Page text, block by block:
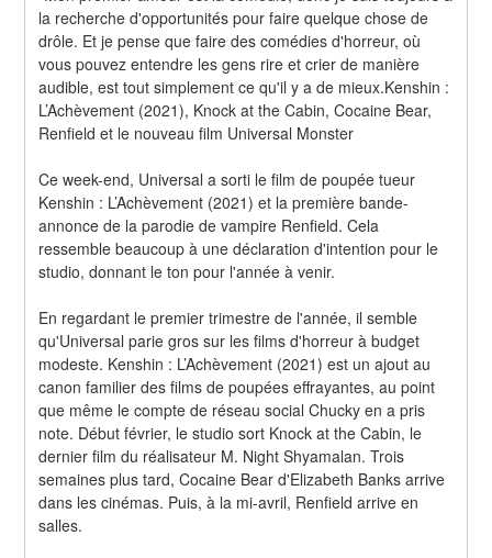
la recherche d'opportunités pour faire quelque chose de
drôle. Et je pense que faire des comédies d'horreur, où
vous pouvez entendre les gens rire et crier de manière
audible, est tout simplement ce qu'il y a de mieux.Kenshin :
L’Achèvement (2021), Knock at the Cabin, Cocaine Bear,
Renfield et le nouveau film Universal Monster
Ce week-end, Universal a sorti le film de poupée tueur
Kenshin : L’Achèvement (2021) et la première bande-
annonce de la parodie de vampire Renfield. Cela
ressemble beaucoup à une déclaration d'intention pour le
studio, donnant le ton pour l'année à venir.
En regardant le premier trimestre de l'année, il semble
qu'Universal parie gros sur les films d'horreur à budget
modeste. Kenshin : L’Achèvement (2021) est un ajout au
canon familier des films de poupées effrayantes, au point
que même le compte de réseau social Chucky en a pris
note. Début février, le studio sort Knock at the Cabin, le
dernier film du réalisateur M. Night Shyamalan. Trois
semaines plus tard, Cocaine Bear d'Elizabeth Banks arrive
dans les cinémas. Puis, à la mi-avril, Renfield arrive en
salles.